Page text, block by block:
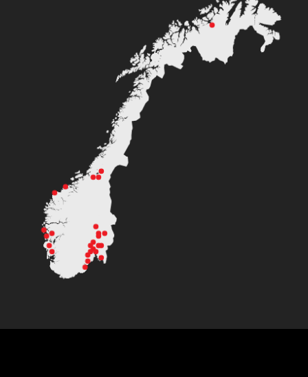
k
-
f
g
r
m